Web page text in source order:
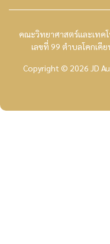
คณะวิทยาศาสตร์และเทค
เลขที่ 99 ตำบลโคกเคี
Copyright © 2026 JD